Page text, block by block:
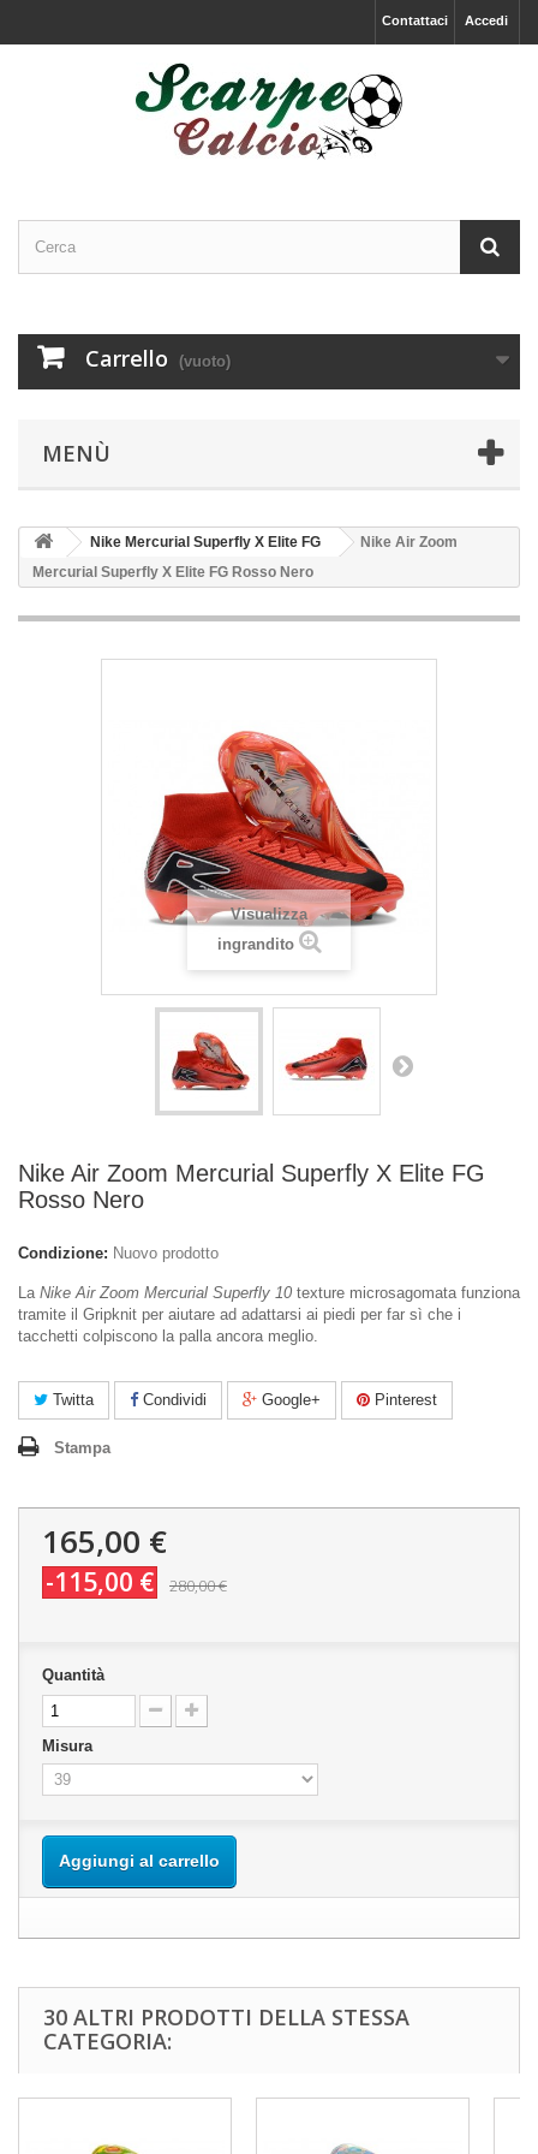
Accedi
Contattaci
Carrello (vuoto)
MENÙ
Nike Mercurial Superfly X Elite FG
Nike Air Zoom
Mercurial Superfly X Elite FG Rosso Nero
Visualizza
ingrandito
Nike Air Zoom Mercurial Superfly X Elite FG
Rosso Nero
Condizione: Nuovo prodotto
LaNike Air Zoom Mercurial Superfly 10 texture microsagomata funziona
tramite il Gripknit per aiutare ad adattarsi ai piedi per far sì che i
tacchetti colpiscono la palla ancora meglio.
Twitta Condividi Google+ Pinterest
Stampa
165,00 €
-115,00 € 280,00 €
Quantità
Misura
Aggiungi al carrello
30 ALTRI PRODOTTI DELLA STESSA
CATEGORIA: